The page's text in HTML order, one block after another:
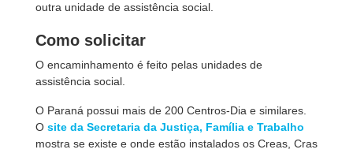
outra unidade de assistência social.
Como solicitar
O encaminhamento é feito pelas unidades de
assistência social.
O Paraná possui mais de 200 Centros-Dia e similares.
O site da Secretaria da Justiça, Família e Trabalho
mostra se existe e onde estão instalados os Creas, Cras